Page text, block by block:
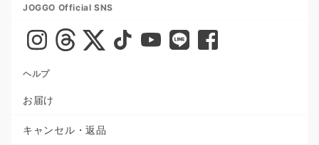
JOGGO Official SNS
ヘルプ
お届け
キャンセル・返品